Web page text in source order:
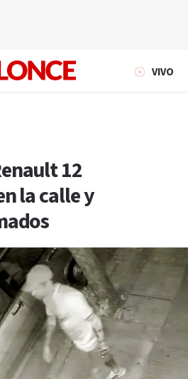
VIVO
12
la calle y